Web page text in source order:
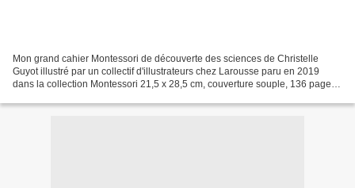
Mon grand cahier Montessori de découverte des sciences de Christelle
Guyot illustré par un collectif d'illustrateurs chez Larousse paru en 2019
dans la collection Montessori 21,5 x 28,5 cm, couverture souple, 136 pages